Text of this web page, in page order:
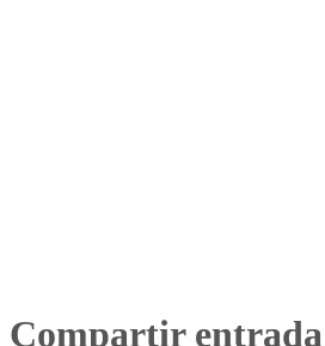
Compartir entrada